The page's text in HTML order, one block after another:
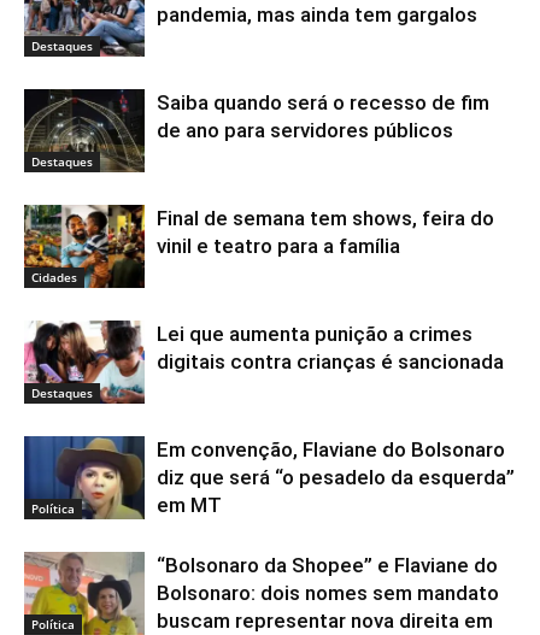
Destaques
pandemia, mas ainda tem gargalos
Destaques
Saiba quando será o recesso de fim
de ano para servidores públicos
Cidades
Final de semana tem shows, feira do
vinil e teatro para a família
Destaques
Lei que aumenta punição a crimes
digitais contra crianças é sancionada
Política
Em convenção, Flaviane do Bolsonaro
diz que será “o pesadelo da esquerda”
em MT
Política
“Bolsonaro da Shopee” e Flaviane do
Bolsonaro: dois nomes sem mandato
buscam representar nova direita em